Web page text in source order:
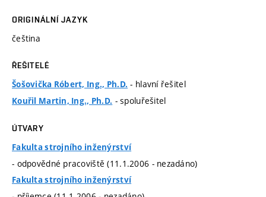
ORIGINÁLNÍ JAZYK
čeština
ŘEŠITELÉ
Šošovička Róbert, Ing., Ph.D. - hlavní řešitel
Kouřil Martin, Ing., Ph.D. - spoluřešitel
ÚTVARY
Fakulta strojního inženýrství
- odpovědné pracoviště (11.1.2006 - nezadáno)
Fakulta strojního inženýrství